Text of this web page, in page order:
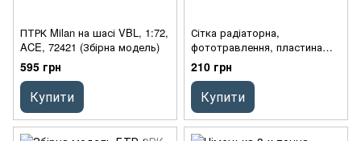
ПТРК Milan на шасі VBL, 1:72,
ACE, 72421 (Збірна модель)
595 грн
Купити
Сітка радіаторна,
фототравлення, пластина
70х45 мм (ACE S010 Radiator
Grille), ACE, s010
210 грн
Купити